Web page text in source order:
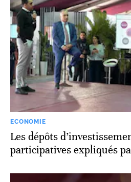
ECONOMIE
Les dépôts
participatives expliqués